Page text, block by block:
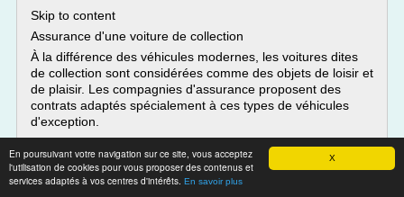
X
En poursuivant votre navigation sur ce site, vous acceptez
l'utilisation de cookies pour vous proposer des contenus et
services adaptés à vos centres d'intérêts. En savoir plus
Skip to content
Assurance d'une voiture de collection
À la différence des véhicules modernes, les voitures dites
de collection sont considérées comme des objets de loisir et
de plaisir. Les compagnies d'assurance proposent des
contrats adaptés spécialement à ces types de véhicules
d'exception.
Où peut-on assurer une voiture de collection ?
Pour bénéficier d'une assurance auto pas...
Lire la suite